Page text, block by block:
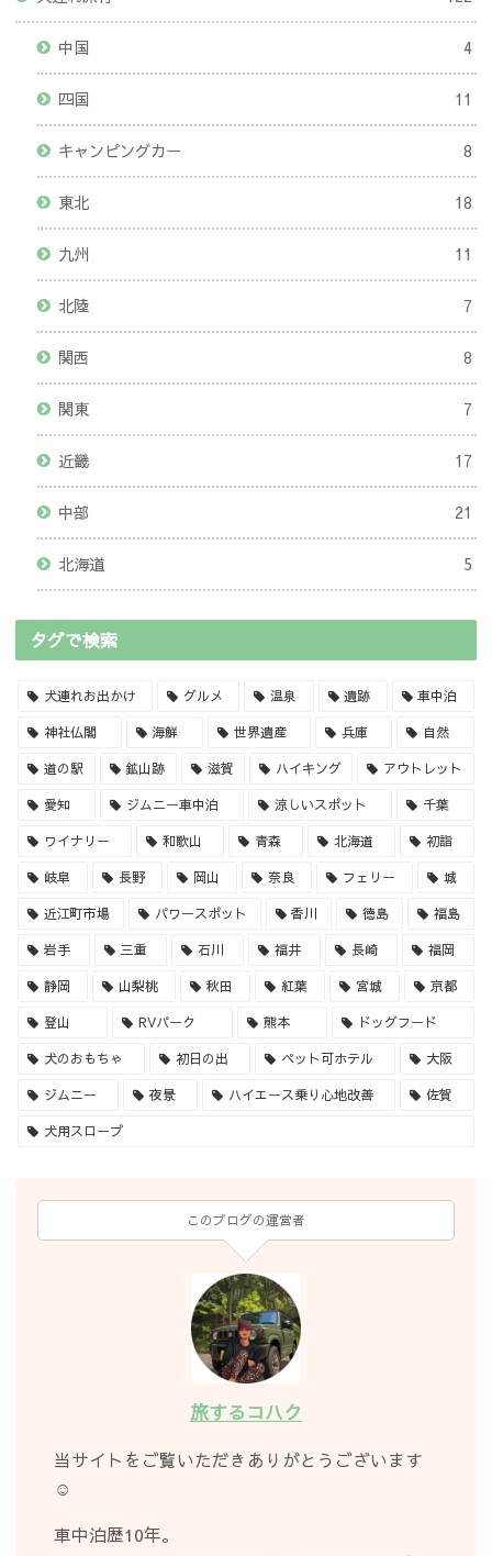
中国 4
四国 11
キャンピングカー 8
東北 18
九州 11
北陸 7
関西 8
関東 7
近畿 17
中部 21
北海道 5
タグで検索
犬連れお出かけ グルメ 温泉 遺跡 車中泊
神社仏閣 海鮮 世界遺産 兵庫 自然
道の駅 鉱山跡 滋賀 ハイキング アウトレット
愛知 ジムニー車中泊 涼しいスポット 千葉
ワイナリー 和歌山 青森 北海道 初詣
岐阜 長野 岡山 奈良 フェリー 城
近江町市場 パワースポット 香川 徳島 福島
岩手 三重 石川 福井 長崎 福岡
静岡 山梨桃 秋田 紅葉 宮城 京都
登山 RVパーク 熊本 ドッグフード
犬のおもちゃ 初日の出 ペット可ホテル 大阪
ジムニー 夜景 ハイエース乗り心地改善 佐賀
犬用スロープ
このブログの運営者
旅するコハク
当サイトをご覧いただきありがとうございます
☺︎
車中泊歴10年。